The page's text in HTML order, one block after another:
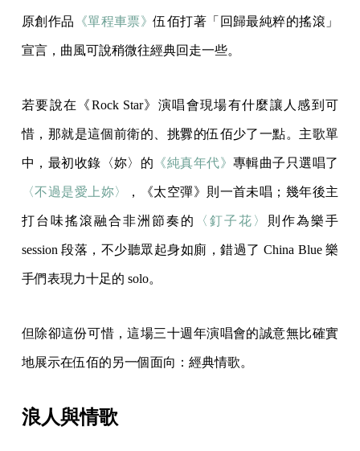
原創作品 《單程車票》伍佰打著「回歸最純粹的搖滾」
宣言，曲風可說稍微往經典回走一些。
若要說在《Rock Star》演唱會現場有什麼讓人感到可
惜，那就是這個前衛的、挑釁的伍佰少了一點。主歌單
中，最初收錄〈妳〉的 《純真年代》 專輯曲子只選唱了
〈不過是愛上妳〉 ，《太空彈》則一首未唱；幾年後主
打台味搖滾融合非洲節奏的 〈釘子花〉 則作為樂手
session 段落，不少聽眾起身如廁，錯過了 China Blue 樂
手們表現力十足的 solo。
但除卻這份可惜，這場三十週年演唱會的誠意無比確實
地展示在伍佰的另一個面向：經典情歌。
浪人與情歌